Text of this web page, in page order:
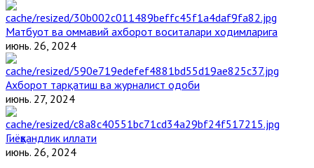
Матбуот ва оммавий ахборот воситалари ходимларига
июнь. 26, 2024
Ахборот тарқатиш ва журналист одоби
июнь. 27, 2024
Гиёҳвандлик иллати
июнь. 26, 2024